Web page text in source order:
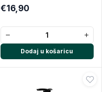
€16,90
− +
Dodaj u košaricu